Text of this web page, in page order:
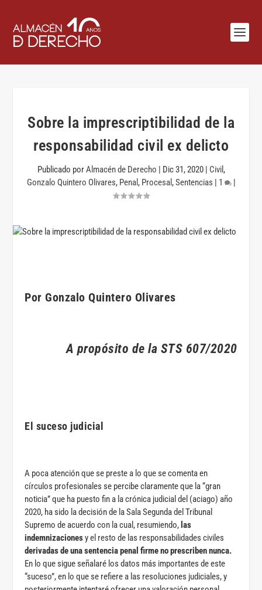
Sobre la imprescriptibilidad de la
responsabilidad civil ex delicto
Publicado porAlmacén de Derecho | Dic 31, 2020| Civil ,
Gonzalo Quintero Olivares, Penal , Procesal ,Sentencias | 1 |
Por Gonzalo Quintero Olivares
A propósito de la STS 607/2020
El suceso judicial
A poca atención que se preste a lo que se comenta en
círculos profesionales se percibe claramente que la “gran
noticia” que ha puesto fin a la crónica judicial del (aciago) año
2020, ha sido la decisión de la Sala Segunda del Tribunal
Supremo de acuerdo con la cual, resumiendo, las
indemnizacionesy el resto de las responsabilidades civiles
derivadas de una sentencia penal firme no prescriben nunca.
En lo que sigue señalaré los datos más importantes de este
“suceso”, en lo que se refiere a las resoluciones judiciales, y